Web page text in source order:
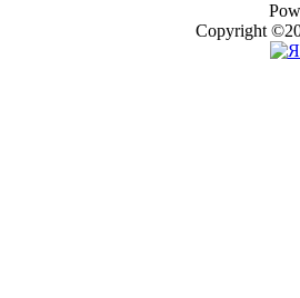
Copyright